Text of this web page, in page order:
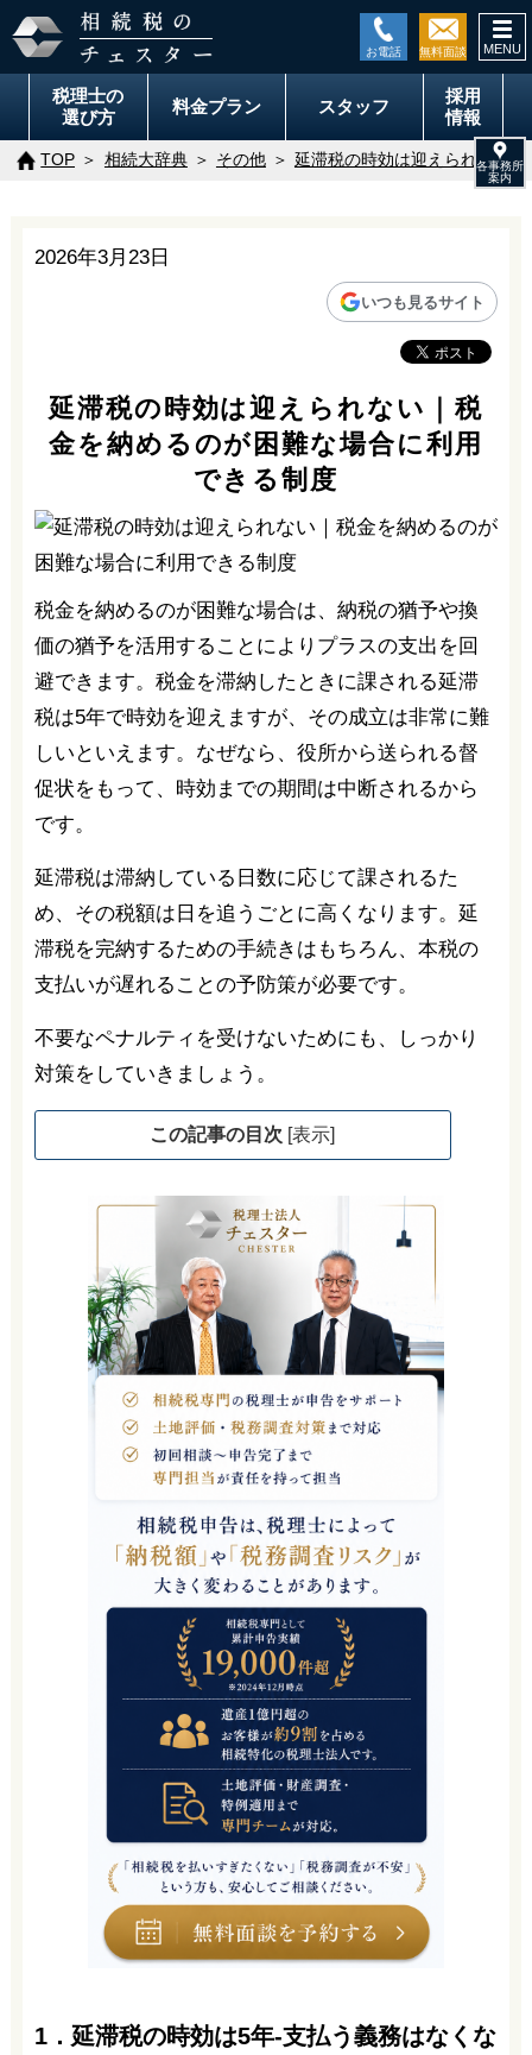
税理士の
選び方
料金プラン スタッフ
採用
情報
TOP 相続大辞典 その他 延滞税の時効は迎えられない
2026年3月23日
いつも見るサイト
延滞税の時効は迎えられない｜税
金を納めるのが困難な場合に利用
できる制度
税金を納めるのが困難な場合は、納税の猶予や換
価の猶予を活用することによりプラスの支出を回
避できます。税金を滞納したときに課される延滞
税は5年で時効を迎えますが、その成立は非常に難
しいといえます。なぜなら、役所から送られる督
促状をもって、時効までの期間は中断されるから
です。
延滞税は滞納している日数に応じて課されるた
め、その税額は日を追うごとに高くなります。延
滞税を完納するための手続きはもちろん、本税の
支払いが遅れることの予防策が必要です。
不要なペナルティを受けないためにも、しっかり
対策をしていきましょう。
この記事の目次 [表示]
1．延滞税の時効は5年-支払う義務はなくな